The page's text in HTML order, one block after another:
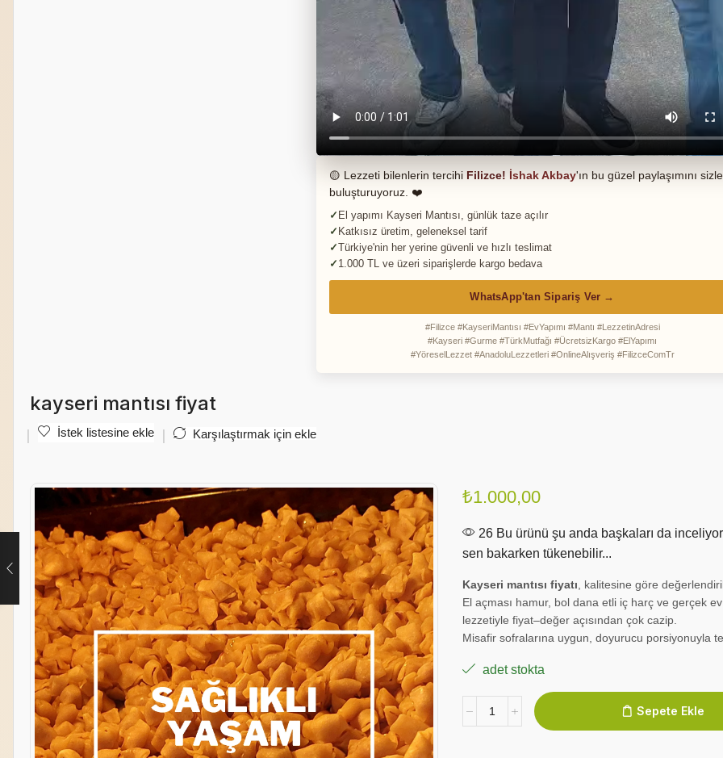
🟡 Lezzeti bilenlerin tercihi Filizce! İshak Akbay'ın bu güzel paylaşımını
buluşturuyoruz. ❤️
El yapımı Kayseri Mantısı, günlük taze açılır
Katkısız üretim, geleneksel tarif
Türkiye'nin her yerine güvenli ve hızlı teslimat
1.000 TL ve üzeri siparişlerde kargo bedava
WhatsApp'tan Sipariş Ver →
#Filizce #KayseriMantısı #EvYapımı #Mantı #LezzetinAdresi
#Kayseri #Gurme #TürkMutfağı #ÜcretsizKargo #ElYapımı
#YöreselLezzet #AnadoluLezzetleri #OnlineAlışveriş #FilizceComTr
kayseri mantısı fiyat
İstek listesine ekle Karşılaştırmak için ekle
₺1.000,00
26 Bu ürünü şu anda başkaları da
sen bakarken tükenebilir...
Kayseri mantısı fiyatı, kalitesine göre
El açması hamur, bol dana etli iç harç ve gerçek ev
lezzetiyle fiyat–değer açısından çok cazip.
Misafir sofralarına uygun, doyurucu porsiyonuyla
adet stokta
Sepete Ekle